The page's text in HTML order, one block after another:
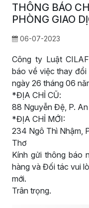
Chúng
Tin Tức
Liên
Hệ
THÔNG BÁO
PHÒNG GIAO
06-07-2023
Công ty Luật
báo về việc thay
ngày 26 tháng 06
*ĐỊA CHỈ CŨ:
88 Nguyễn Đệ, P.
*ĐỊA CHỈ MỚI:
234 Ngô Thì Nhậm,
Thơ
Kính gửi thông báo
hàng và Đối tác vui
mới.
Trân trọng.